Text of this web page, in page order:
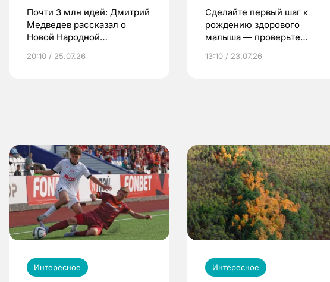
Почти 3 млн идей: Дмитрий
Медведев рассказал о
Новой Народной
20:10 / 25.07.26
Сделайте первый шаг к
рождению здорового
малыша — проверьте
по ОМС!
13:10 / 23.07.26
Интересное Интересное